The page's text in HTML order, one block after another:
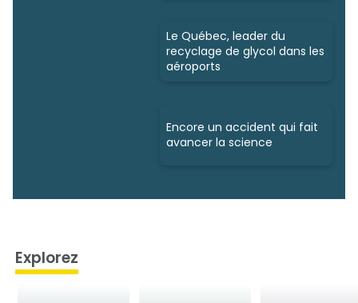
Le Québec, leader du
recyclage de glycol dans les
aéroports
Encore un accident qui fait
avancer la science
Explorez